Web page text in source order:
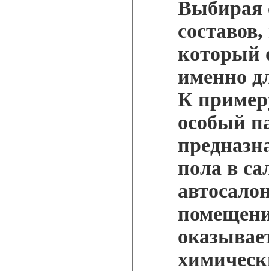
Выбирая
который
именно
К
особый
пола в